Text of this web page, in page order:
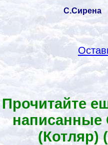
С.Сирена
Прочитайте
написанные
(Котляр)